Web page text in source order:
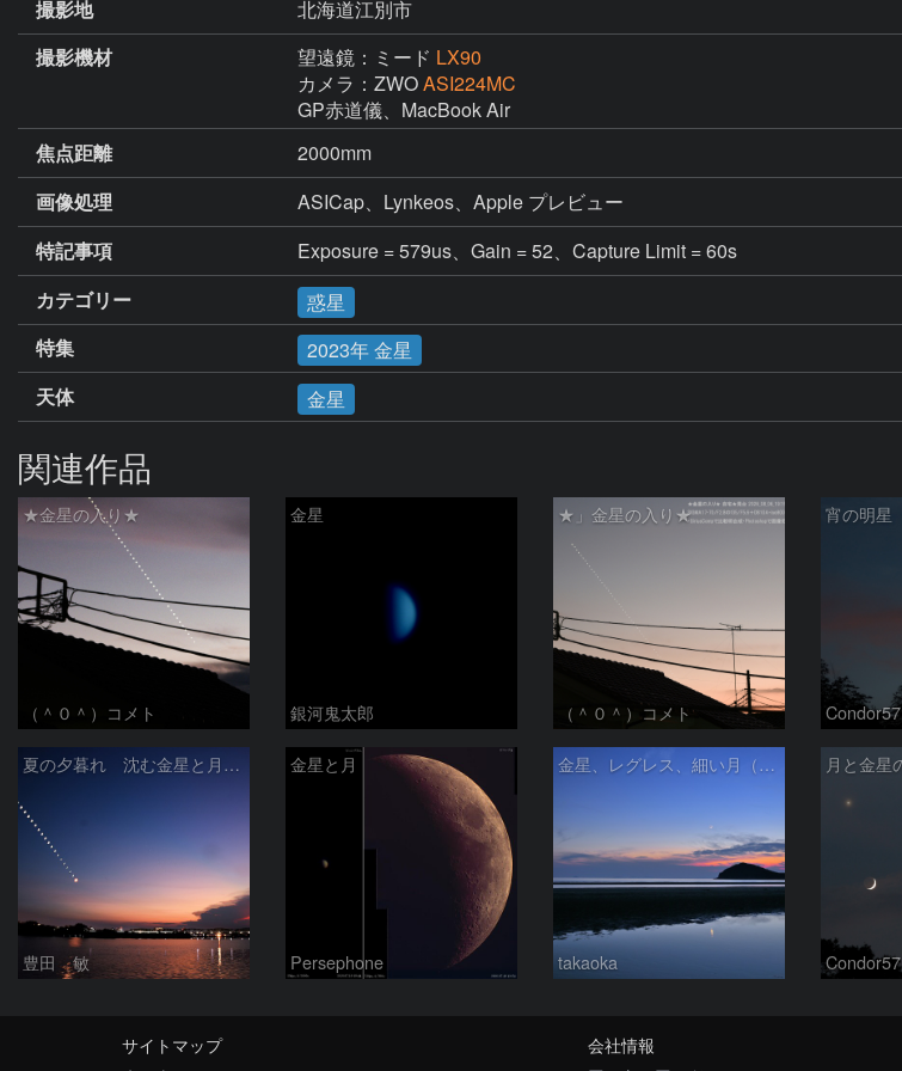
撮影地
北海道江別市
撮影機材
望遠鏡：ミード LX90
カメラ：ZWOASI224MC
GP赤道儀、MacBook Air
焦点距離
2000mm
画像処理
ASICap、Lynkeos、Apple プレビュー
特記事項
Exposure = 579us、Gain = 52、Capture Limit = 60s
カテゴリー
惑星
特集
2023年 金星
天体
金星
関連作品
★金星の入り★
（＾０＾）コメト
金星
銀河鬼太郎
★」金星の入り★
（＾０＾）コメト
宵の明星
Condor57
夏の夕暮れ 沈む金星と月 2026/7/20
豊田 敏
金星と月
Persephone
金星、レグレス、細い月（７月１６日）
takaoka Condor57
サイトマップ
会社情報